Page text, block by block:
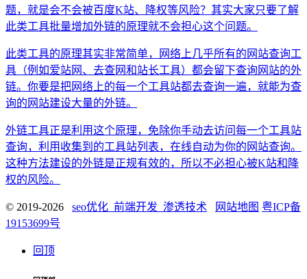
题，就是会不会被百度K站、降权等风险？其实大家只要了解
此类工具批量增加外链的原理就不会担心这个问题。
此类工具的原理其实非常简单，网络上几乎所有的网站查询工
具（例如爱站网、去查网和站长工具）都会留下查询网站的外
链。你要是把网络上的每一个工具站都去查询一遍，就能为查
询的网站建设大量的外链。
外链工具正是利用这个原理，免除你手动去访问每一个工具站
查询，利用收集到的工具站列表，在线自动为你的网站查询。
这种方法建设的外链是正规有效的，所以不必担心被K站和降
权的风险。
© 2019-2026 seo优化_前端开发_渗透技术 网站地图 粤ICP备
19153699号
回顶